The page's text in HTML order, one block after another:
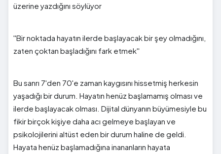
üzerine yazdığını söylüyor
''Bir noktada hayatın ilerde başlayacak bir şey olmadığını,
zaten çoktan başladığını fark etmek''
Bu sanrı 7'den 70'e zaman kaygısını hissetmiş herkesin
yaşadığı bir durum. Hayatın henüz başlamamış olması ve
ilerde başlayacak olması. Dijital dünyanın büyümesiyle bu
fikir birçok kişiye daha acı gelmeye başlayan ve
psikolojilerini altüst eden bir durum haline de geldi.
Hayata henüz başlamadığına inananların hayata